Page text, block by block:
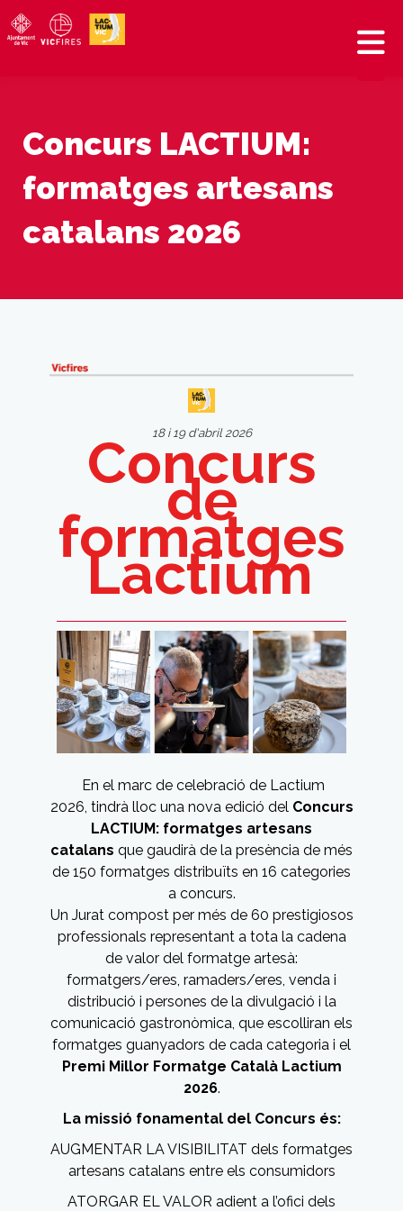
Concurs LACTIUM:
formatges artesans
catalans 2026
18 i 19 d'abril 2026
Concurs
de
formatges
Lactium
En el marc de celebració de Lactium
2026, tindrà lloc una nova edició del Concurs
LACTIUM: formatges artesans
catalans que gaudirà de la presència de més
de 150 formatges distribuïts en 16 categories
a concurs.
Un Jurat compost per més de 60 prestigiosos
professionals representant a tota la cadena
de valor del formatge artesà:
formatgers/eres, ramaders/eres, venda i
distribució i persones de la divulgació i la
comunicació gastronòmica, que escolliran els
formatges guanyadors de cada categoria i el
Premi Millor Formatge Català Lactium
2026.
La missió fonamental del Concurs és:
AUGMENTAR LA VISIBILITAT dels formatges
artesans catalans entre els consumidors
ATORGAR EL VALOR adient a l’ofici dels